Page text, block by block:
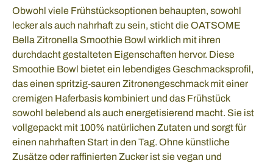
Obwohl viele Frühstücksoptionen behaupten, sowohl
lecker als auch nahrhaft zu sein, sticht die OATSOME
Bella Zitronella Smoothie Bowl wirklich mit ihren
durchdacht gestalteten Eigenschaften hervor. Diese
Smoothie Bowl bietet ein lebendiges Geschmacksprofil,
das einen spritzig-sauren Zitronengeschmack mit einer
cremigen Haferbasis kombiniert und das Frühstück
sowohl belebend als auch energetisierend macht. Sie ist
vollgepackt mit 100% natürlichen Zutaten und sorgt für
einen nahrhaften Start in den Tag. Ohne künstliche
Zusätze oder raffinierten Zucker ist sie vegan und